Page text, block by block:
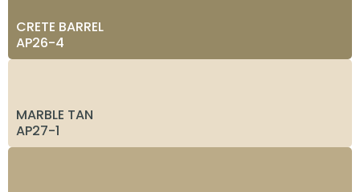
CRETE BARREL
AP26-4
MARBLE TAN
AP27-1